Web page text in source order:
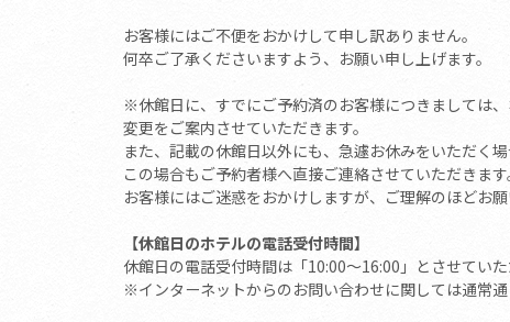
お客様にはご不便をおかけして申し訳ありません。
何卒ご了承くださいますよう、お願い申し上げます。
※休館日に、すでにご予約済のお客様につきましては
変更をご案内させていただきます。
また、記載の休館日以外にも、急遽お休みをいただく場
この場合もご予約者様へ直接ご連絡させていただきます
お客様にはご迷惑をおかけしますが、ご理解のほどお願
【休館日のホテルの電話受付時間】
休館日の電話受付時間は「10:00～16:00」とさせていた
※インターネットからのお問い合わせに関しては通常通